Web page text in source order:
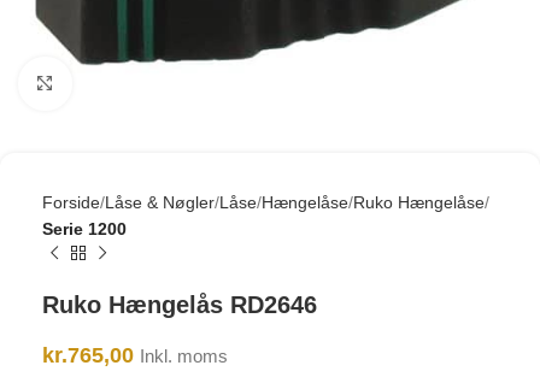
Forside Låse & Nøgler Låse Hængelåse Ruko Hængelåse
Serie 1200
Ruko Hængelås RD2646
kr.765,00 Inkl. moms